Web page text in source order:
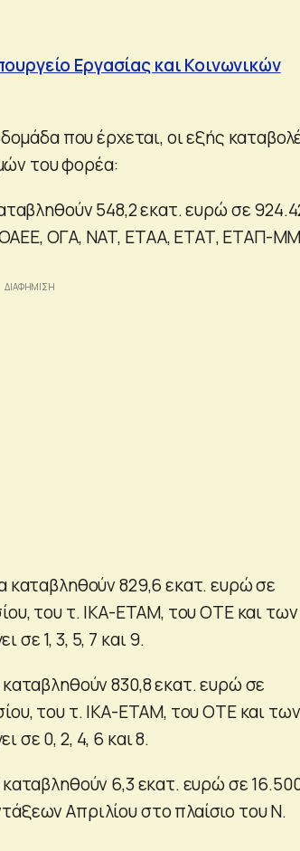
Εργασίας και Κοινωνικών
που έρχεται, οι εξής
του φορέα:
548,2 εκατ. ευρώ σε
ΟΓΑ, ΝΑΤ, ΕΤΑΑ, ΕΤΑΤ, ΕΤΑΠ-
καταβληθούν 829,6 εκατ. ευρώ σε
του τ. ΙΚΑ-ΕΤΑΜ, του ΟΤΕ και των
1, 3, 5, 7 και 9.
830,8 εκατ. ευρώ σε
του τ. ΙΚΑ-ΕΤΑΜ, του ΟΤΕ και των
σε 0, 2, 4, 6 και 8.
6,3 εκατ. ευρώ σε
Απριλίου στο πλαίσιο του Ν.